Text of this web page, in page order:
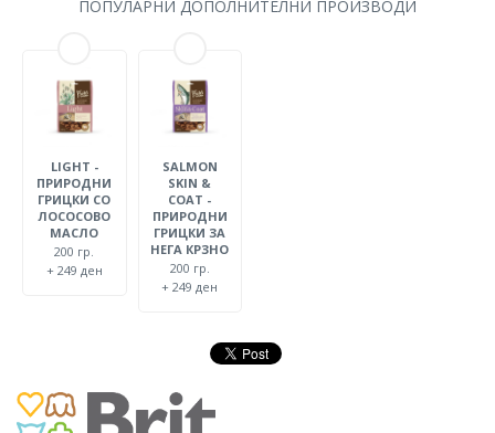
ПОПУЛАРНИ ДОПОЛНИТЕЛНИ ПРОИЗВОДИ
LIGHT -
ПРИРОДНИ
ГРИЦКИ СО
ЛОСОСОВО
МАСЛО
200 гр.
+ 249 ден
SALMON
SKIN &
COAT -
ПРИРОДНИ
ГРИЦКИ ЗА
НЕГА КРЗНО
200 гр.
+ 249 ден